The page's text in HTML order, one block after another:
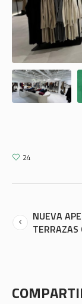
24
NUEVA
TERRAZAS